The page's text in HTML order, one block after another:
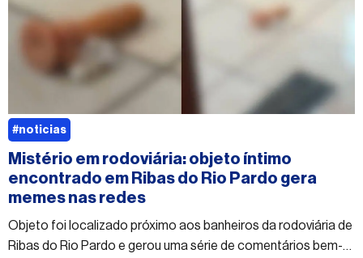
Mistério em rodoviária: objeto íntimo
encontrado em Ribas do Rio Pardo gera
memes nas redes
Objeto foi localizado próximo aos banheiros da rodoviária de
Ribas do Rio Pardo e gerou uma série de comentários bem-
#noticias